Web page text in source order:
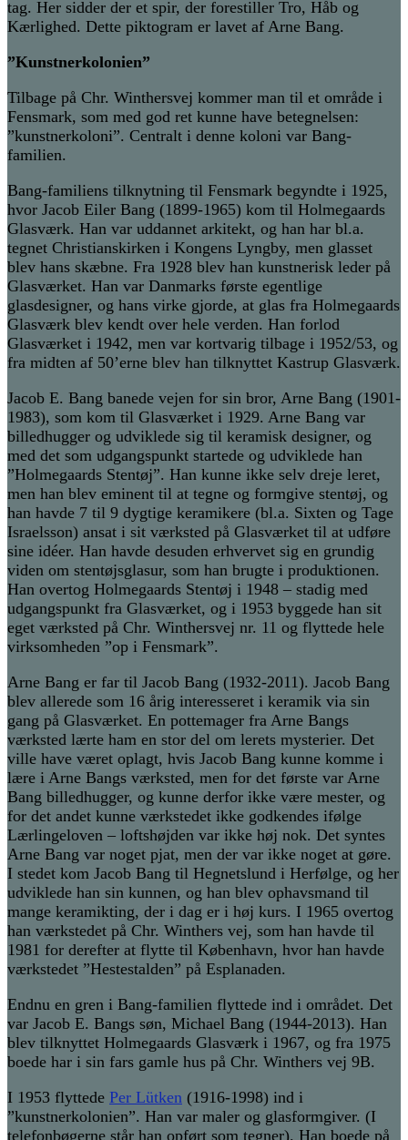
tag. Her sidder der et spir, der forestiller Tro, Håb og
Kærlighed. Dette piktogram er lavet af Arne Bang.
”Kunstnerkolonien”
Tilbage på Chr. Winthersvej kommer man til et område i
Fensmark, som med god ret kunne have betegnelsen:
”kunstnerkoloni”. Centralt i denne koloni var Bang-
familien.
Bang-familiens tilknytning til Fensmark begyndte i 1925,
hvor Jacob Eiler Bang (1899-1965) kom til Holmegaards
Glasværk. Han var uddannet arkitekt, og han har bl.a.
tegnet Christianskirken i Kongens Lyngby, men glasset
blev hans skæbne. Fra 1928 blev han kunstnerisk leder på
Glasværket. Han var Danmarks første egentlige
glasdesigner, og hans virke gjorde, at glas fra Holmegaards
Glasværk blev kendt over hele verden. Han forlod
Glasværket i 1942, men var kortvarig tilbage i 1952/53, og
fra midten af 50’erne blev han tilknyttet Kastrup Glasværk.
Jacob E. Bang banede vejen for sin bror, Arne Bang (1901-
1983), som kom til Glasværket i 1929. Arne Bang var
billedhugger og udviklede sig til keramisk designer, og
med det som udgangspunkt startede og udviklede han
”Holmegaards Stentøj”. Han kunne ikke selv dreje leret,
men han blev eminent til at tegne og formgive stentøj, og
han havde 7 til 9 dygtige keramikere (bl.a. Sixten og Tage
Israelsson) ansat i sit værksted på Glasværket til at udføre
sine idéer. Han havde desuden erhvervet sig en grundig
viden om stentøjsglasur, som han brugte i produktionen.
Han overtog Holmegaards Stentøj i 1948 – stadig med
udgangspunkt fra Glasværket, og i 1953 byggede han sit
eget værksted på Chr. Winthersvej nr. 11 og flyttede hele
virksomheden ”op i Fensmark”.
Arne Bang er far til Jacob Bang (1932-2011). Jacob Bang
blev allerede som 16 årig interesseret i keramik via sin
gang på Glasværket. En pottemager fra Arne Bangs
værksted lærte ham en stor del om lerets mysterier. Det
ville have været oplagt, hvis Jacob Bang kunne komme i
lære i Arne Bangs værksted, men for det første var Arne
Bang billedhugger, og kunne derfor ikke være mester, og
for det andet kunne værkstedet ikke godkendes ifølge
Lærlingeloven – loftshøjden var ikke høj nok. Det syntes
Arne Bang var noget pjat, men der var ikke noget at gøre.
I stedet kom Jacob Bang til Hegnetslund i Herfølge, og her
udviklede han sin kunnen, og han blev ophavsmand til
mange keramikting, der i dag er i høj kurs. I 1965 overtog
han værkstedet på Chr. Winthers vej, som han havde til
1981 for derefter at flytte til København, hvor han havde
værkstedet ”Hestestalden” på Esplanaden.
Endnu en gren i Bang-familien flyttede ind i området. Det
var Jacob E. Bangs søn, Michael Bang (1944-2013). Han
blev tilknyttet Holmegaards Glasværk i 1967, og fra 1975
boede har i sin fars gamle hus på Chr. Winthers vej 9B.
I 1953 flyttede Per Lütken (1916-1998) ind i
”kunstnerkolonien”. Han var maler og glasformgiver. (I
telefonbøgerne står han opført som tegner). Han boede på